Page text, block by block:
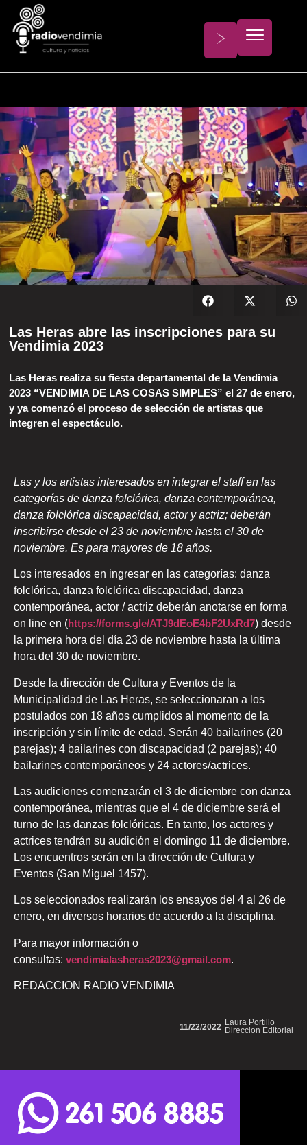
Las Heras abre las inscripciones para su
Vendimia 2023
Las Heras realiza su fiesta departamental de la Vendimia
2023 “VENDIMIA DE LAS COSAS SIMPLES” el 27 de enero,
y ya comenzó el proceso de selección de artistas que
integren el espectáculo.
Las y los artistas interesados en integrar el staff en las
categorías de danza folclórica, danza contemporánea,
danza folclórica discapacidad, actor y actriz; deberán
inscribirse desde el 23 de noviembre hasta el 30 de
noviembre. Es para mayores de 18 años.
Los interesados en ingresar en las categorías: danza
folclórica, danza folclórica discapacidad, danza
contemporánea, actor / actriz deberán anotarse en forma
on line en (https://forms.gle/ATJ9dEoE4bF2UxRd7) desde
la primera hora del día 23 de noviembre hasta la última
hora del 30 de noviembre.
Desde la dirección de Cultura y Eventos de la
Municipalidad de Las Heras, se seleccionaran a los
postulados con 18 años cumplidos al momento de la
inscripción y sin límite de edad. Serán 40 bailarines (20
parejas); 4 bailarines con discapacidad (2 parejas); 40
bailarines contemporáneos y 24 actores/actrices.
Las audiciones comenzarán el 3 de diciembre con danza
contemporánea, mientras que el 4 de diciembre será el
turno de las danzas folclóricas. En tanto, los actores y
actrices tendrán su audición el domingo 11 de diciembre.
Los encuentros serán en la dirección de Cultura y
Eventos (San Miguel 1457).
Los seleccionados realizarán los ensayos del 4 al 26 de
enero, en diversos horarios de acuerdo a la disciplina.
Para mayor información o
consultas: vendimialasheras2023@gmail.com.
REDACCION RADIO VENDIMIA
Laura Portillo
Direccion Editorial
11/22/2022